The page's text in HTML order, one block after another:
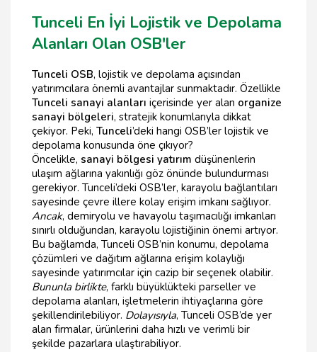
Tunceli En İyi Lojistik ve Depolama
Alanları Olan OSB'ler
Tunceli OSB, lojistik ve depolama açısından
yatırımcılara önemli avantajlar sunmaktadır. Özellikle
Tunceli sanayi alanları içerisinde yer alan organize
sanayi bölgeleri, stratejik konumlarıyla dikkat
çekiyor. Peki, Tunceli’deki hangi OSB’ler lojistik ve
depolama konusunda öne çıkıyor?
Öncelikle, sanayi bölgesi yatırım düşünenlerin
ulaşım ağlarına yakınlığı göz önünde bulundurması
gerekiyor. Tunceli’deki OSB’ler, karayolu bağlantıları
sayesinde çevre illere kolay erişim imkanı sağlıyor.
Ancak, demiryolu ve havayolu taşımacılığı imkanları
sınırlı olduğundan, karayolu lojistiğinin önemi artıyor.
Bu bağlamda, Tunceli OSB’nin konumu, depolama
çözümleri ve dağıtım ağlarına erişim kolaylığı
sayesinde yatırımcılar için cazip bir seçenek olabilir.
Bununla birlikte, farklı büyüklükteki parseller ve
depolama alanları, işletmelerin ihtiyaçlarına göre
şekillendirilebiliyor. Dolayısıyla, Tunceli OSB’de yer
alan firmalar, ürünlerini daha hızlı ve verimli bir
şekilde pazarlara ulaştırabiliyor.